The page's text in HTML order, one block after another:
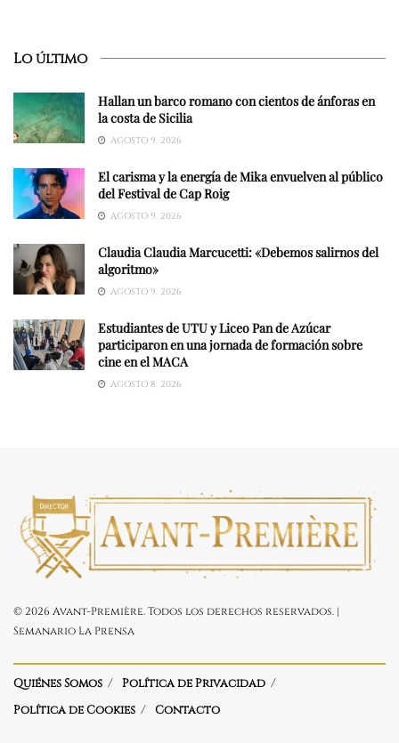
Lo último
Hallan un barco romano con cientos de ánforas en
la costa de Sicilia
AGOSTO 9, 2026
El carisma y la energía de Mika envuelven al público
del Festival de Cap Roig
AGOSTO 9, 2026
Claudia Claudia Marcucetti: «Debemos salirnos del
algoritmo»
AGOSTO 9, 2026
Estudiantes de UTU y Liceo Pan de Azúcar
participaron en una jornada de formación sobre
cine en el MACA
AGOSTO 8, 2026
© 2026 Avant-Première. Todos los derechos reservados. |
Semanario La Prensa
Quiénes Somos
Política de Privacidad
Política de Cookies
Contacto